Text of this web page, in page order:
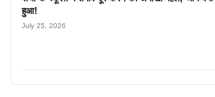
हुआ!
July 25, 2026